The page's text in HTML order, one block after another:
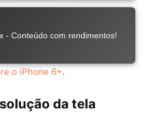
o iPhone 6+.
da tela